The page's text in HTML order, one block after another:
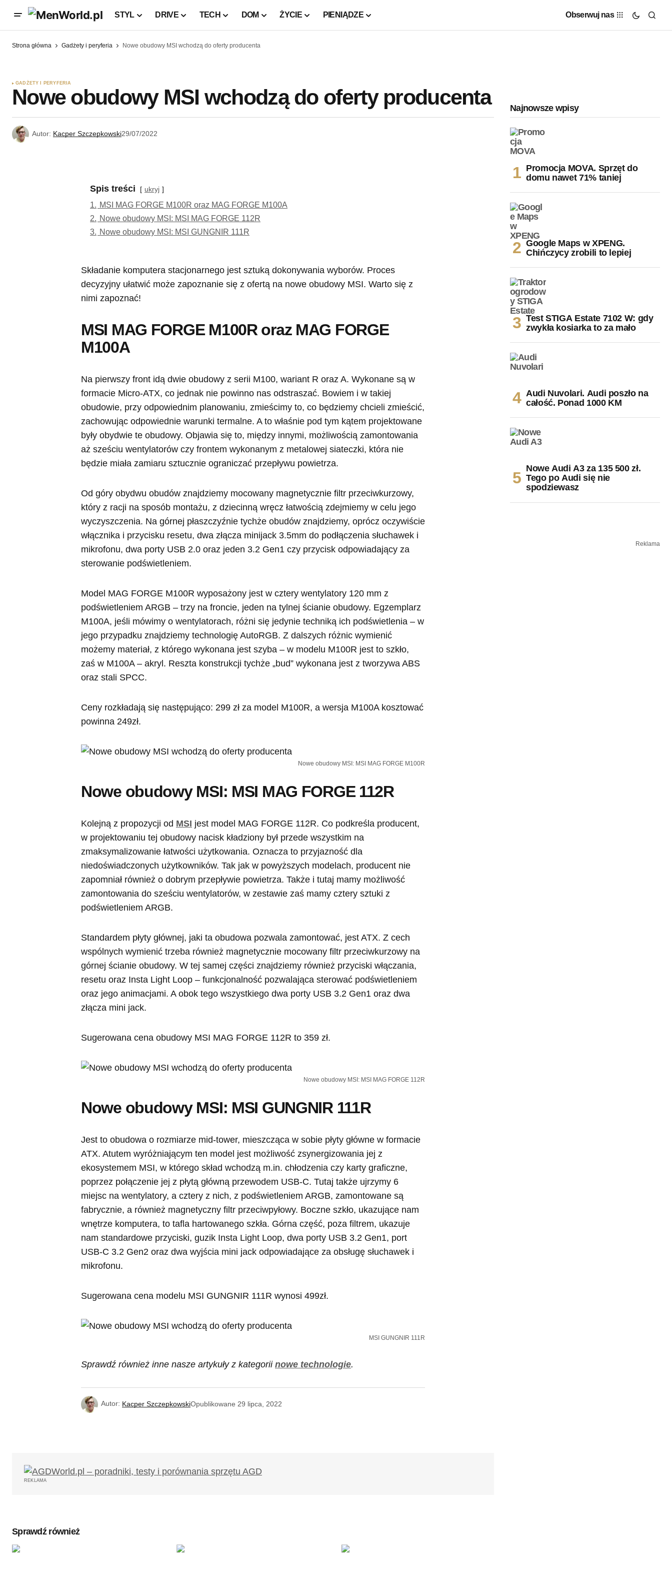
STYL DRIVE TECH DOM ŻYCIE PIENIĄDZE Obserwuj nas
Strona główna Gadżety i peryferia Nowe obudowy MSI wchodzą do oferty producenta
GADŻETY I PERYFERIA
Nowe obudowy MSI wchodzą do oferty producenta
Autor: Kacper Szczepkowski29/07/2022
Spis treści ukryj
1. MSI MAG FORGE M100R oraz MAG FORGE M100A
2. Nowe obudowy MSI: MSI MAG FORGE 112R
3. Nowe obudowy MSI: MSI GUNGNIR 111R
Składanie komputera stacjonarnego jest sztuką dokonywania wyborów. Proces
decyzyjny ułatwić może zapoznanie się z ofertą na nowe obudowy MSI. Warto się z
nimi zapoznać!
MSI MAG FORGE M100R oraz MAG FORGE
M100A
Na pierwszy front idą dwie obudowy z serii M100, wariant R oraz A. Wykonane są w
formacie Micro-ATX, co jednak nie powinno nas odstraszać. Bowiem i w takiej
obudowie, przy odpowiednim planowaniu, zmieścimy to, co będziemy chcieli zmieścić,
zachowując odpowiednie warunki termalne. A to właśnie pod tym kątem projektowane
były obydwie te obudowy. Objawia się to, między innymi, możliwością zamontowania
aż sześciu wentylatorów czy frontem wykonanym z metalowej siateczki, która nie
będzie miała zamiaru sztucznie ograniczać przepływu powietrza.
Od góry obydwu obudów znajdziemy mocowany magnetycznie filtr przeciwkurzowy,
który z racji na sposób montażu, z dziecinną wręcz łatwością zdejmiemy w celu jego
wyczyszczenia. Na górnej płaszczyźnie tychże obudów znajdziemy, oprócz oczywiście
włącznika i przycisku resetu, dwa złącza minijack 3.5mm do podłączenia słuchawek i
mikrofonu, dwa porty USB 2.0 oraz jeden 3.2 Gen1 czy przycisk odpowiadający za
sterowanie podświetleniem.
Model MAG FORGE M100R wyposażony jest w cztery wentylatory 120 mm z
podświetleniem ARGB – trzy na froncie, jeden na tylnej ścianie obudowy. Egzemplarz
M100A, jeśli mówimy o wentylatorach, różni się jedynie techniką ich podświetlenia – w
jego przypadku znajdziemy technologię AutoRGB. Z dalszych różnic wymienić
możemy materiał, z którego wykonana jest szyba – w modelu M100R jest to szkło,
zaś w M100A – akryl. Reszta konstrukcji tychże „bud” wykonana jest z tworzywa ABS
oraz stali SPCC.
Ceny rozkładają się następująco: 299 zł za model M100R, a wersja M100A kosztować
powinna 249zł.
Nowe obudowy MSI: MSI MAG FORGE M100R
Nowe obudowy MSI: MSI MAG FORGE 112R
Kolejną z propozycji od MSI jest model MAG FORGE 112R. Co podkreśla producent,
w projektowaniu tej obudowy nacisk kładziony był przede wszystkim na
zmaksymalizowanie łatwości użytkowania. Oznacza to przyjazność dla
niedoświadczonych użytkowników. Tak jak w powyższych modelach, producent nie
zapomniał również o dobrym przepływie powietrza. Także i tutaj mamy możliwość
zamontowania do sześciu wentylatorów, w zestawie zaś mamy cztery sztuki z
podświetleniem ARGB.
Standardem płyty głównej, jaki ta obudowa pozwala zamontować, jest ATX. Z cech
wspólnych wymienić trzeba również magnetycznie mocowany filtr przeciwkurzowy na
górnej ścianie obudowy. W tej samej części znajdziemy również przyciski włączania,
resetu oraz Insta Light Loop – funkcjonalność pozwalająca sterować podświetleniem
oraz jego animacjami. A obok tego wszystkiego dwa porty USB 3.2 Gen1 oraz dwa
złącza mini jack.
Sugerowana cena obudowy MSI MAG FORGE 112R to 359 zł.
Nowe obudowy MSI: MSI MAG FORGE 112R
Nowe obudowy MSI: MSI GUNGNIR 111R
Jest to obudowa o rozmiarze mid-tower, mieszcząca w sobie płyty główne w formacie
ATX. Atutem wyróżniającym ten model jest możliwość zsynergizowania jej z
ekosystemem MSI, w którego skład wchodzą m.in. chłodzenia czy karty graficzne,
poprzez połączenie jej z płytą główną przewodem USB-C. Tutaj także ujrzymy 6
miejsc na wentylatory, a cztery z nich, z podświetleniem ARGB, zamontowane są
fabrycznie, a również magnetyczny filtr przeciwpyłowy. Boczne szkło, ukazujące nam
wnętrze komputera, to tafla hartowanego szkła. Górna część, poza filtrem, ukazuje
nam standardowe przyciski, guzik Insta Light Loop, dwa porty USB 3.2 Gen1, port
USB-C 3.2 Gen2 oraz dwa wyjścia mini jack odpowiadające za obsługę słuchawek i
mikrofonu.
Sugerowana cena modelu MSI GUNGNIR 111R wynosi 499zł.
MSI GUNGNIR 111R
Sprawdź również inne nasze artykuły z kategorii nowe technologie.
Autor: Kacper SzczepkowskiOpublikowane 29 lipca, 2022
REKLAMA
Sprawdź również
Najnowsze wpisy
Promocja MOVA. Sprzęt do
domu nawet 71% taniej
Google Maps w XPENG.
Chińczycy zrobili to lepiej
Test STIGA Estate 7102 W: gdy
zwykła kosiarka to za mało
Audi Nuvolari. Audi poszło na
całość. Ponad 1000 KM
Nowe Audi A3 za 135 500 zł.
Tego po Audi się nie
spodziewasz
Reklama